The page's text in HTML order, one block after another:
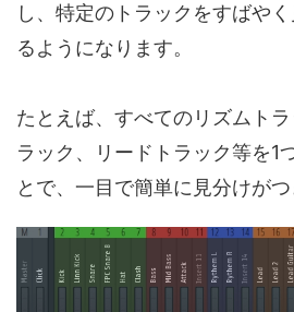
し、特定のトラックをすばや
るようになります。
たとえば、すべてのリズムト
ラック、リードトラック等を1
とで、一目で簡単に見分けがつ